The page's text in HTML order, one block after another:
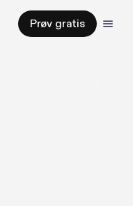
Prøv gratis